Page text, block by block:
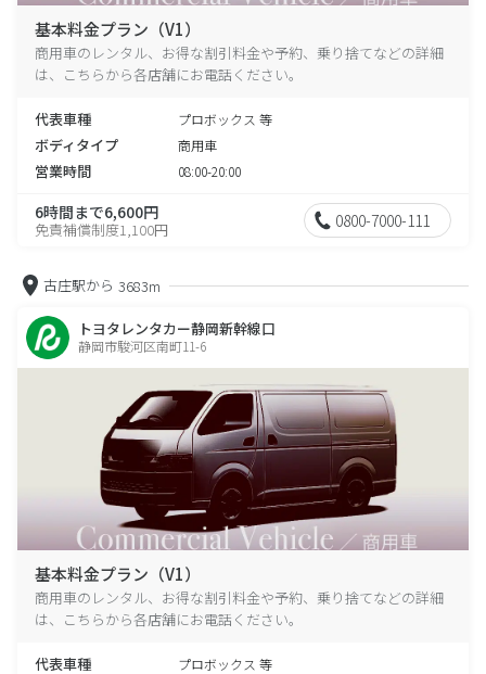
基本料金プラン（V1）
商用車のレンタル、お得な割引料金や予約、乗り捨てなどの詳細
は、こちらから各店舗にお電話ください。
代表車種 プロボックス 等
ボディタイプ 商用車
営業時間 08:00-20:00
6時間まで6,600円
免責補償制度1,100円 0800-7000-111
古庄駅から 3683m
トヨタレンタカー静岡新幹線口
静岡市駿河区南町11-6
基本料金プラン（V1）
商用車のレンタル、お得な割引料金や予約、乗り捨てなどの詳細
は、こちらから各店舗にお電話ください。
代表車種 プロボックス 等